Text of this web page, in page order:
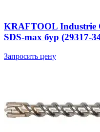
KRAFTOOL Industrie
SDS-max бур (29317-
Запросить цену